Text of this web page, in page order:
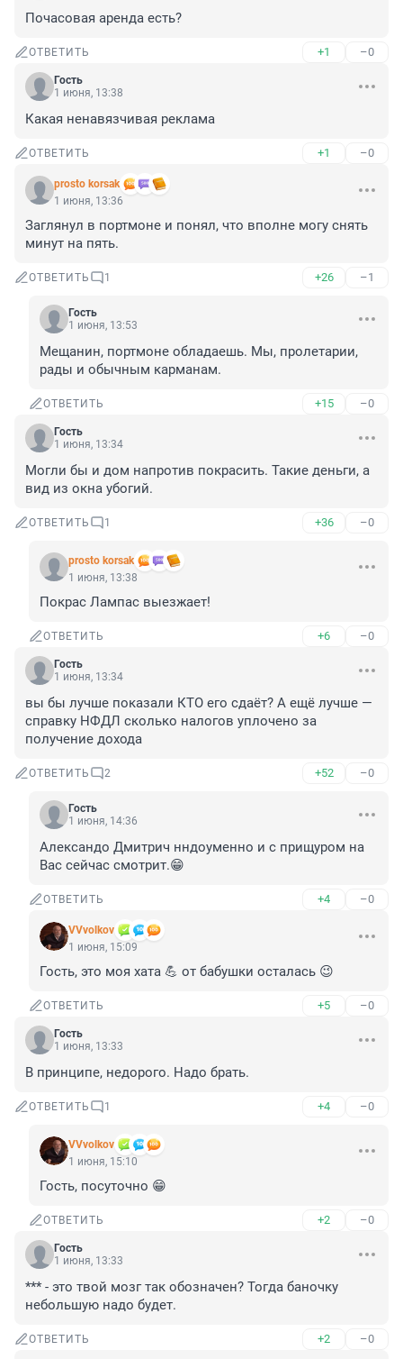
Почасовая аренда есть?
ОТВЕТИТЬ +1 –0
Гость
1 июня, 13:38
Какая ненавязчивая реклама
ОТВЕТИТЬ +1 –0
prosto korsak
1 июня, 13:36
Заглянул в портмоне и понял, что вполне могу снять
минут на пять.
ОТВЕТИТЬ 1 +26 –1
Гость
1 июня, 13:53
Мещанин, портмоне обладаешь. Мы, пролетарии,
рады и обычным карманам.
ОТВЕТИТЬ +15 –0
Гость
1 июня, 13:34
Могли бы и дом напротив покрасить. Такие деньги, а
вид из окна убогий.
ОТВЕТИТЬ 1 +36 –0
prosto korsak
1 июня, 13:38
Покрас Лампас выезжает!
ОТВЕТИТЬ +6 –0
Гость
1 июня, 13:34
вы бы лучше показали КТО его сдаёт? А ещё лучше —
справку НФДЛ сколько налогов уплочено за
получение дохода
ОТВЕТИТЬ 2 +52 –0
Гость
1 июня, 14:36
Александо Дмитрич нндоуменно и с прищуром на
Вас сейчас смотрит.😁
ОТВЕТИТЬ +4 –0
VVvolkov
1 июня, 15:09
Гость, это моя хата 💪 от бабушки осталась 😉
ОТВЕТИТЬ +5 –0
Гость
1 июня, 13:33
В принципе, недорого. Надо брать.
ОТВЕТИТЬ 1 +4 –0
VVvolkov
1 июня, 15:10
Гость, посуточно 😁
ОТВЕТИТЬ +2 –0
Гость
1 июня, 13:33
*** - это твой мозг так обозначен? Тогда баночку
небольшую надо будет.
ОТВЕТИТЬ +2 –0